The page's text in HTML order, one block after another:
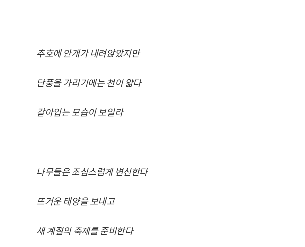
추호에 안개가 내려앉았지만
단풍을 가리기에는 천이 얇다
갈아입는 모습이 보일라
나무들은 조심스럽게 변신한다
뜨거운 태양을 보내고
새 계절의 축제를 준비한다